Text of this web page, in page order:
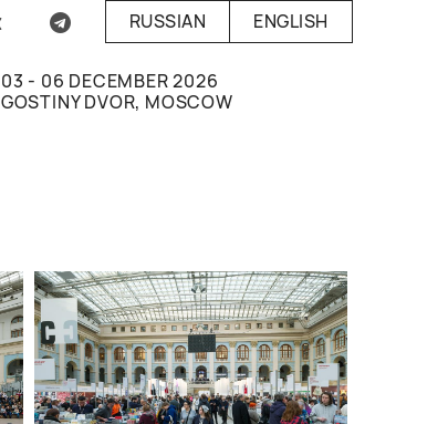
RUSSIAN ENGLISH
03 - 06 DECEMBER 2026
GOSTINY DVOR, MOSCOW